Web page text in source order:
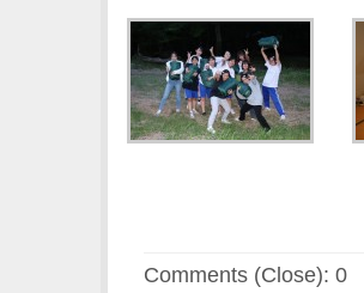
Comments (Close): 0